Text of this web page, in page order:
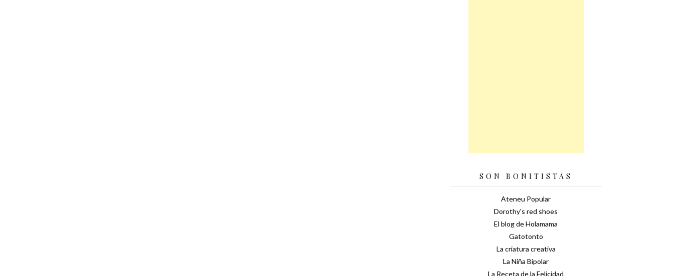
SON BONITISTAS
Ateneu Popular
Dorothy's red shoes
El blog de Holamama
Gatotonto
La criatura creativa
La Niña Bipolar
La Receta de la Felicidad